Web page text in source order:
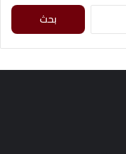
ث